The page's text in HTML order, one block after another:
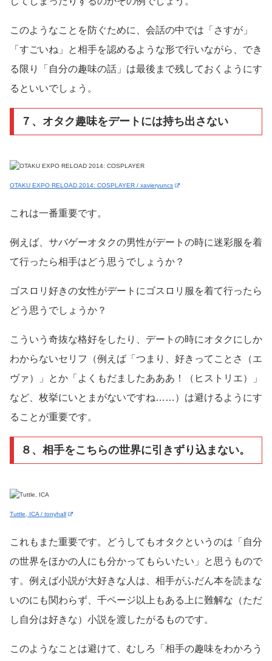
このようなことを防ぐために、会話の中では「さすが」
「すごいね」と相手を認めるような形で行いながら、でき
る限り「自分の趣味の話」は最後まで残しておくようにす
るといいでしょう。
７、オタク趣味をデートには持ち出さない
OTAKU EXPO RELOAD 2014: COSPLAYER / xavieryuncs
これは一番重要です。
例えば、サバゲーオタクの男性がデートの時に迷彩服を着
て行ったら相手はどう思うでしょうか？
ゴスロリ好きの女性がデートにゴスロリ服を着て行ったら
どう思うでしょうか？
こういう奇抜な格好をしたり、デートの時にオタクにしか
わからないセリフ（例えば「つまり、好きってことさ（エ
ヴァ）」とか「よくもだましたあああ！（ヒストリエ）」
など、枚挙にいとまがないですね……）は避けるようにす
ることが重要です。
８、相手をこちらの世界に引きずり込まない。
Tuttle, ICA / tonyhall
これもまた重要です。どうしてもオタクというのは「自分
の世界をほかの人にも分かってもらいたい」と思うもので
す。例えば小説が大好きな人は、相手がふだん本を読まな
いのにも関わらず、千ページ以上もある上に難解な（ただ
し自分は好きな）小説を渡したがるものです。
このようなことは避けて、むしろ「相手の趣味をわかろう